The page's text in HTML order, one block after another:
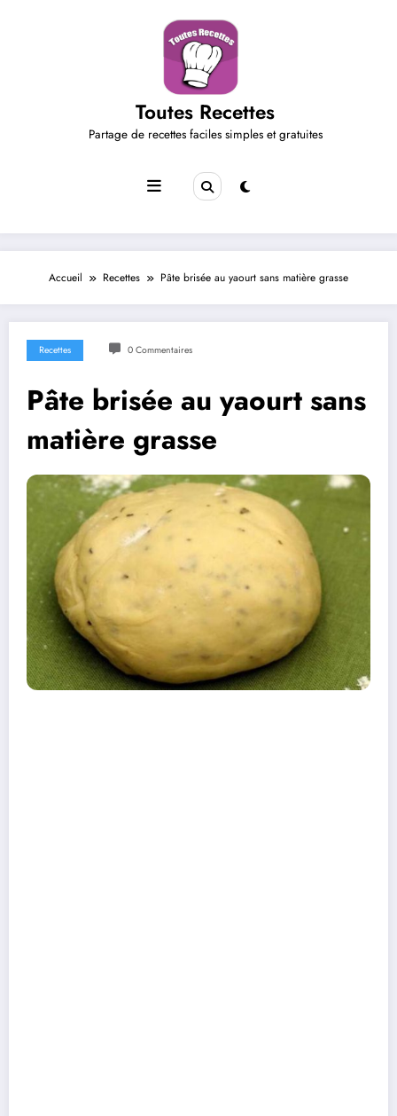
Toutes Recettes
Partage de recettes faciles simples et gratuites
Accueil Recettes Pâte brisée au yaourt sans matière grasse
Recettes 0 Commentaires
Pâte brisée au yaourt sans
matière grasse